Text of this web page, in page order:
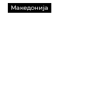
Македонија